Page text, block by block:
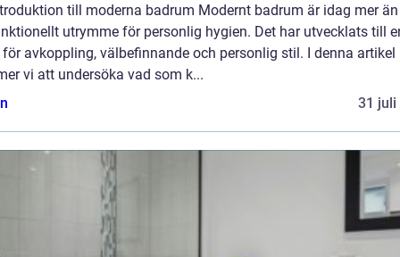
till moderna badrum Modernt badrum är idag mer
utrymme för personlig hygien. Det har utvecklats till
avkoppling, välbefinnande och personlig stil. I denna artikel
vi att undersöka vad som k...
31 juli